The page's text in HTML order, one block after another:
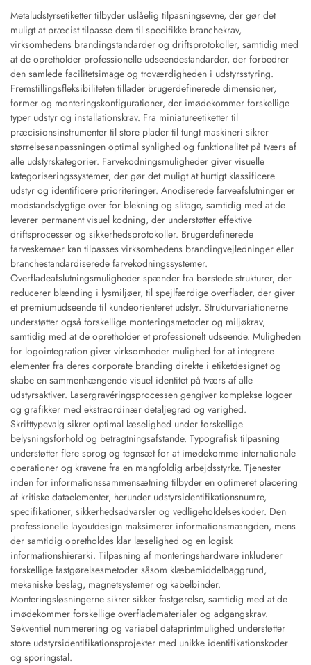
Metaludstyrsetiketter tilbyder uslåelig tilpasningsevne, der gør det
muligt at præcist tilpasse dem til specifikke branchekrav,
virksomhedens brandingstandarder og driftsprotokoller, samtidig med
at de opretholder professionelle udseendestandarder, der forbedrer
den samlede facilitetsimage og troværdigheden i udstyrsstyring.
Fremstillingsfleksibiliteten tillader brugerdefinerede dimensioner,
former og monteringskonfigurationer, der imødekommer forskellige
typer udstyr og installationskrav. Fra miniatureetiketter til
præcisionsinstrumenter til store plader til tungt maskineri sikrer
størrelsesanpassningen optimal synlighed og funktionalitet på tværs af
alle udstyrskategorier. Farvekodningsmuligheder giver visuelle
kategoriseringssystemer, der gør det muligt at hurtigt klassificere
udstyr og identificere prioriteringer. Anodiserede farveafslutninger er
modstandsdygtige over for blekning og slitage, samtidig med at de
leverer permanent visuel kodning, der understøtter effektive
driftsprocesser og sikkerhedsprotokoller. Brugerdefinerede
farveskemaer kan tilpasses virksomhedens brandingvejledninger eller
branchestandardiserede farvekodningssystemer.
Overfladeafslutningsmuligheder spænder fra børstede strukturer, der
reducerer blænding i lysmiljøer, til spejlfærdige overflader, der giver
et premiumudseende til kundeorienteret udstyr. Strukturvariationerne
understøtter også forskellige monteringsmetoder og miljøkrav,
samtidig med at de opretholder et professionelt udseende. Muligheden
for logointegration giver virksomheder mulighed for at integrere
elementer fra deres corporate branding direkte i etiketdesignet og
skabe en sammenhængende visuel identitet på tværs af alle
udstyrsaktiver. Lasergravéringsprocessen gengiver komplekse logoer
og grafikker med ekstraordinær detaljegrad og varighed.
Skrifttypevalg sikrer optimal læselighed under forskellige
belysningsforhold og betragtningsafstande. Typografisk tilpasning
understøtter flere sprog og tegnsæt for at imødekomme internationale
operationer og kravene fra en mangfoldig arbejdsstyrke. Tjenester
inden for informationssammensætning tilbyder en optimeret placering
af kritiske dataelementer, herunder udstyrsidentifikationsnumre,
specifikationer, sikkerhedsadvarsler og vedligeholdelseskoder. Den
professionelle layoutdesign maksimerer informationsmængden, mens
der samtidig opretholdes klar læselighed og en logisk
informationshierarki. Tilpasning af monteringshardware inkluderer
forskellige fastgørelsesmetoder såsom klæbemiddelbaggrund,
mekaniske beslag, magnetsystemer og kabelbinder.
Monteringsløsningerne sikrer sikker fastgørelse, samtidig med at de
imødekommer forskellige overfladematerialer og adgangskrav.
Sekventiel nummerering og variabel dataprintmulighed understøtter
store udstyrsidentifikationsprojekter med unikke identifikationskoder
og sporingstal.